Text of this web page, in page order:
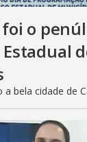
foi o
bela cidade de